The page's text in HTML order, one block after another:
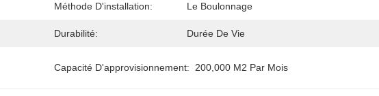
Méthode D'installation: Le Boulonnage
Durabilité: Durée De Vie
Capacité D'approvisionnement: 200,000 M2 Par Mois